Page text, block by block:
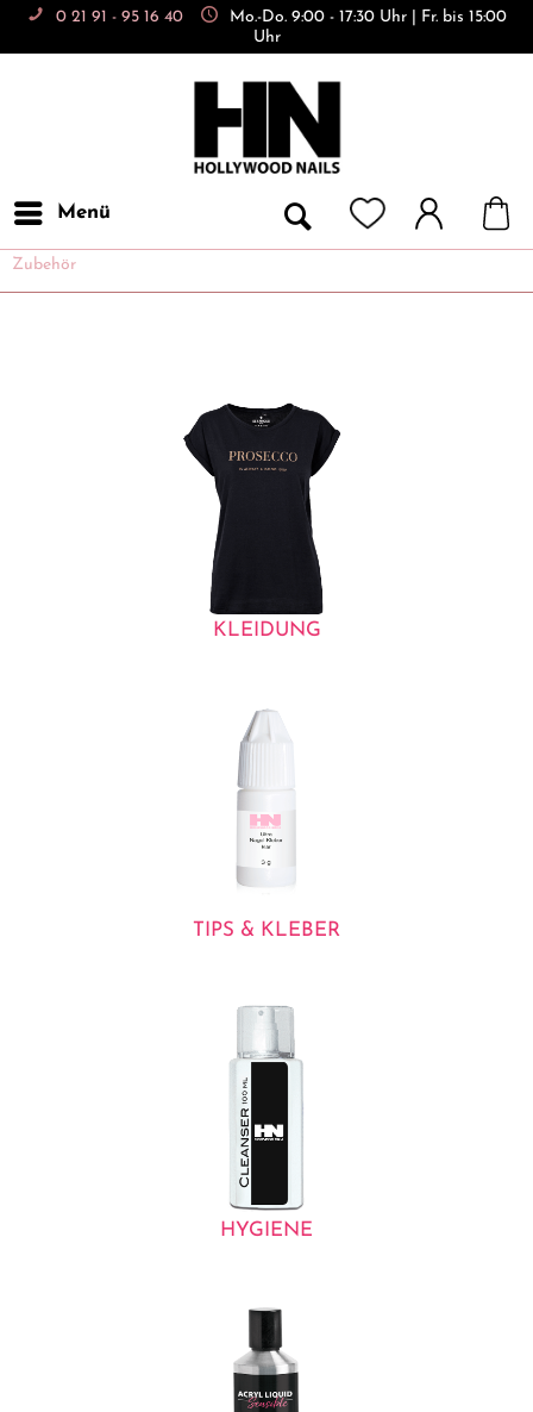
0 21 91 - 95 16 40
Mo.-Do. 9:00 - 17:30 Uhr | Fr. bis 15:00
Uhr
Menü
Zubehör
KLEIDUNG
TIPS & KLEBER
HYGIENE